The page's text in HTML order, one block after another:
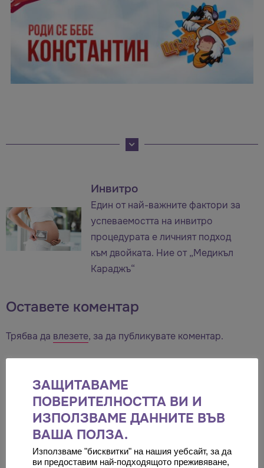
Инвитро
Един от най-важните фактори за
успеваемостта на инвитро
процедурата е личният подход
към двойката. Ние от „Медикъл
Караджъ“
Оставете коментар
Трябва да влезете, за да публикувате коментар.
ПОСЛЕДНО ПРЕГЛЕЖДАНИ В
БЛОГА
ЗАЩИТАВАМЕ
ПОВЕРИТЕЛНОСТТА ВИ И
ИЗПОЛЗВАМЕ ДАННИТЕ ВЪВ
ВАША ПОЛЗА.
Използваме "бисквитки" на нашия уебсайт, за да
ви предоставим най-подходящото преживяване,